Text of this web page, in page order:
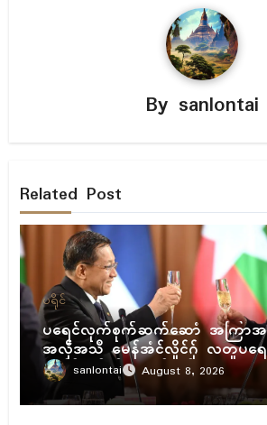
By sanlontai
Related Post
ပရိုၚ်
ပရေၚ်လုက်စုက်ဆက်ဆောံ အကြ
အလဵုအသဳ မေန်အံၚ်လှိုၚ်ဂှ် လတူပရေ
ရေၚ်ဇီုကပိုက် နွံကၠုၚ်မာန်ဟာ
sanlontai August 8, 2026